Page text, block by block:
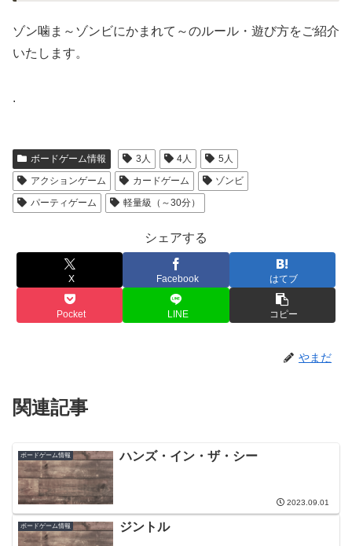
ゾン噛ま～ゾンビにかまれて～のルール・遊び方をご紹介
いたします。
.
ボードゲーム情報 3人 4人
5人
アクションゲーム
カードゲーム
ゾンビ
パーティゲーム
軽量級（～30分）
シェアする
X Facebook はてブ
Pocket LINE コピー
やまだ
関連記事
ボードゲーム情報 ハンズ・イン・ザ・シー
2023.09.01
ボードゲーム情報 ジントル